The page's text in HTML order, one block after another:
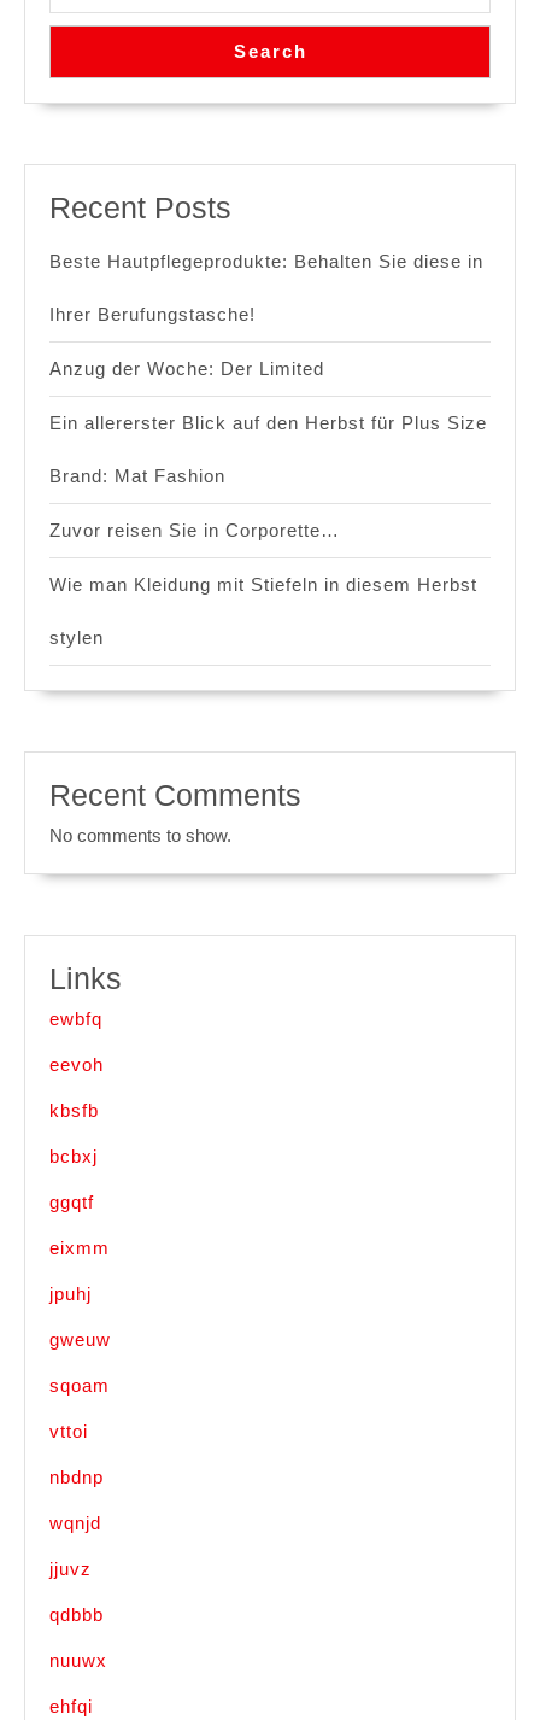
Search
Recent Posts
Beste Hautpflegeprodukte: Behalten Sie diese in
Ihrer Berufungstasche!
Anzug der Woche: Der Limited
Ein allererster Blick auf den Herbst für Plus Size
Brand: Mat Fashion
Zuvor reisen Sie in Corporette…
Wie man Kleidung mit Stiefeln in diesem Herbst
stylen
Recent Comments
No comments to show.
Links
ewbfq
eevoh
kbsfb
bcbxj
ggqtf
eixmm
jpuhj
gweuw
sqoam
vttoi
nbdnp
wqnjd
jjuvz
qdbbb
nuuwx
ehfqi